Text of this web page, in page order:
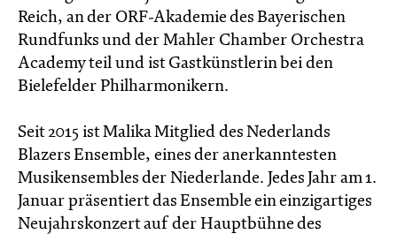
Reich, an der ORF-Akademie des Bayerischen
Rundfunks und der Mahler Chamber Orchestra
Academy teil und ist Gastkünstlerin bei den
Bielefelder Philharmonikern.
Seit 2015 ist Malika Mitglied des Nederlands
Blazers Ensemble, eines der anerkanntesten
Musikensembles der Niederlande. Jedes Jahr am 1.
Januar präsentiert das Ensemble ein einzigartiges
Neujahrskonzert auf der Hauptbühne des